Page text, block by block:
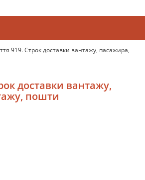
919. Строк доставки вантажу, пасажира,
доставки вантажу,
пошти